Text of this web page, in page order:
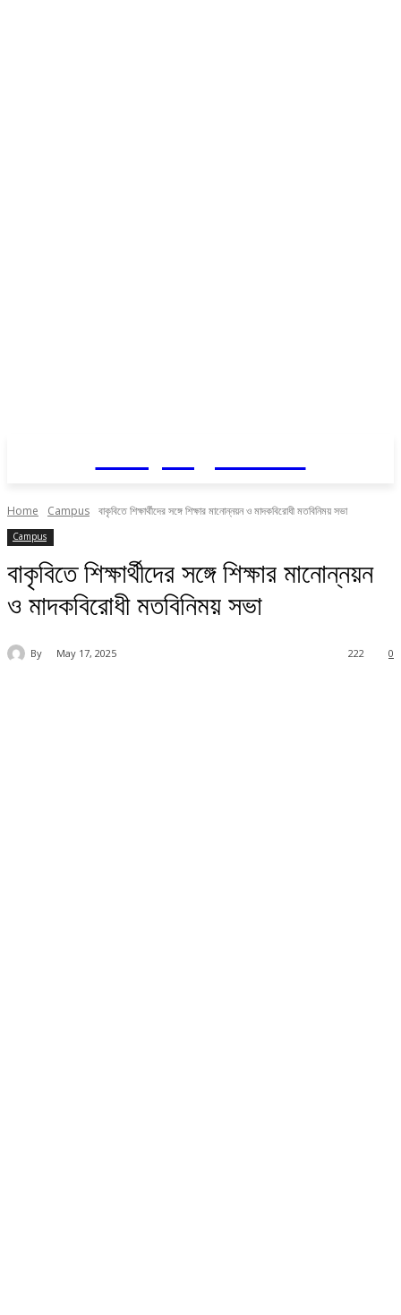
Home Campus বাকৃবিতে শিক্ষার্থীদের সঙ্গে শিক্ষার মানোন্নয়ন ও মাদকবিরোধী মতবিনিময় সভা
Campus
বাকৃবিতে শিক্ষার্থীদের সঙ্গে শিক্ষার মানোন্নয়ন
ও মাদকবিরোধী মতবিনিময় সভা
By May 17, 2025 0
222